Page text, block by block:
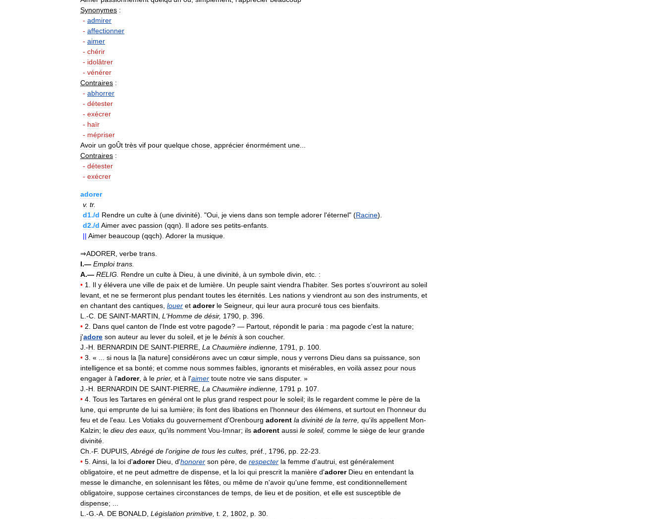
Synonymes :
- admirer
- affectionner
- aimer
- chérir
- idolâtrer
- vénérer
Contraires :
- abhorrer
- détester
- exécrer
- haïr
- mépriser
Avoir un goÛt très vif pour quelque chose apprécier énormément une
Contraires :
- détester
- exécrer
adorer
v. tr.
d1./d Rendre un culte à (une divinité). "Oui je viens dans son temple adorer l'éternel" (Racine).
d2./d Aimer avec passion (qqn). Il adore ses petits-enfants
|| Aimer beaucoup (qqch). Adorer la musique
⇒ADORER verbe trans
I.— Emploi trans
A.— RELIG Rendre un culte à Dieu à une divinité à un symbole divin etc :
• 1 Il y élévera une ville de paix et de lumière Un peuple saint viendra l'habiter. Ses portes s'ouvriront au soleil
levant et ne se fermeront plus pendant toutes les éternités Les nations y viendront au son des instruments et
en chantant des cantiques louer et adorer le Seigneur, qui leur aura procuré tous ces bienfaits
L .-C DE SAINT-MARTIN L 'Homme de désir, 1790 p 396
• 2 Dans quel canton de l'Inde est votre pagode? — Partout répondit le paria : ma pagode c'est la nature;
j'adore son auteur au lever du soleil et je le bénis à son coucher.
J .-H BERNARDIN DE SAINT-PIERRE La Chaumière indienne 1791 p 100
• 3 . « ... si nous la [la nature] considérons avec un cœur simple nous y verrons Dieu dans sa puissance son
intelligence et sa bonté; et comme nous sommes faibles ignorants et misérables en voilà assez pour nous
engager à l'adorer, à le prier, et à l'aimer toute notre vie sans disputer. »
J .-H BERNARDIN DE SAINT-PIERRE La Chaumière indienne 1791 p 107
• 4 Tous les Tartares en général ont le plus grand respect pour le soleil; ils le regardent comme le père de la
lune qui emprunte de lui sa lumière; ils font des libations en l'honneur des élémens et surtout en l'honneur du
feu et de l'eau Les Votiaks du gouvernement d'Orenbourg adorent la divinité de la terre qu'ils appellent Mon-
Kalzin; le dieu des eaux qu'ils nomment Vou-Imnar; ils adorent aussi le soleil, comme le siège de leur grande
divinité
Ch .-F. DUPUIS Abrégé de l'origine de tous les cultes préf 1796 pp 22-23
• 5 Ainsi la loi d'adorer Dieu d'honorer son père de respecter la femme d'autrui est généralement
obligatoire et ne peut admettre de dispense et la loi qui prescrit la manière d'adorer Dieu en entendant la
messe le dimanche en solennisant les fêtes ou même de n'avoir qu'une femme est conditionnellement
obligatoire suppose certaines circonstances de temps de lieu et de position et elle est susceptible de
dispense; ...
L .-G .-A DE BONALD Législation primitive t 2 1802 p 30